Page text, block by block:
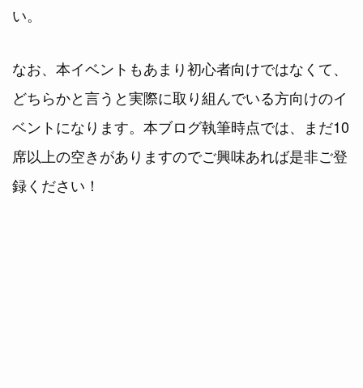
い。
なお、本イベントもあまり初心者向けではなくて、
どちらかと言うと実際に取り組んでいる方向けのイ
ベントになります。本ブログ執筆時点では、まだ10
席以上の空きがありますのでご興味あれば是非ご登
録ください！